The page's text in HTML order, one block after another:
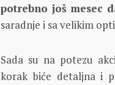
potrebno još mesec
saradnje i sa velikim
Sada su na potezu
korak biće detaljna i